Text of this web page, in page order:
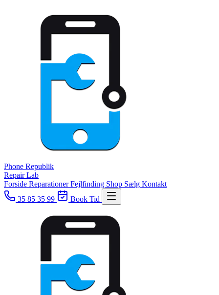
Phone Republik
Repair Lab
Forside ReparationerFejlfinding Shop Sælg Kontakt
35 85 35 99
Book Tid